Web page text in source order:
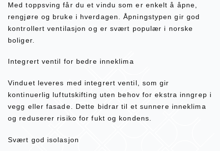
Med toppsving får du et vindu som er enkelt å åpne,
rengjøre og bruke i hverdagen. Åpningstypen gir god
kontrollert ventilasjon og er svært populær i norske
boliger.
Integrert ventil for bedre inneklima
Vinduet leveres med integrert ventil, som gir
kontinuerlig luftutskifting uten behov for ekstra inngrep i
vegg eller fasade. Dette bidrar til et sunnere inneklima
og reduserer risiko for fukt og kondens.
Svært god isolasjon